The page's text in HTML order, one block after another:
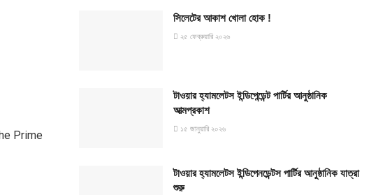
Prime
সিলেটের আকাশ খোলা হোক !
২৫ ফেব্রুয়ারি ২০২৬
টাওয়ার হ্যামলেটস ইন্ডিপেন্ডেন্ট পার্টির আনুষ্ঠানিক
আত্মপ্রকাশ
১৫ জানুয়ারি ২০২৬
টাওয়ার হ্যামলেটস ইন্ডিপেনডেন্টস পার্টির আনুষ্ঠানিক যাত্রা
শুরু